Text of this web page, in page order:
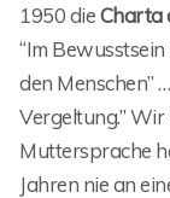
1950 dieCharta
“Im
den Menschen”
Vergeltung.”
Muttersprache
Jahren nie an